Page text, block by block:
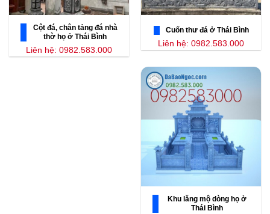
Cột đá, chân tảng đá nhà
thờ họ ở Thái Bình
Liên hệ: 0982.583.000
Cuốn thư đá ở Thái Bình
Liên hệ: 0982.583.000
Khu lăng mộ dòng họ ở
Thái Bình